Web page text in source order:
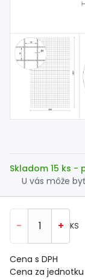
Skladom 15 ks -
U vás môže
- + KS
Cena za jednotku
Cena s DPH